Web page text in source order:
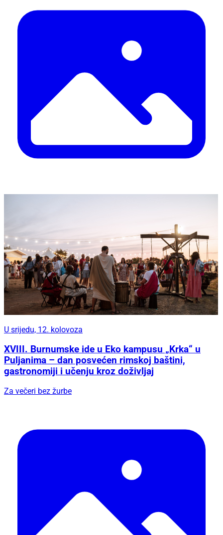
U srijedu, 12. kolovoza
XVIII. Burnumske ide u Eko kampusu „Krka“ u
Puljanima – dan posvećen rimskoj baštini,
gastronomiji i učenju kroz doživljaj
Za večeri bez žurbe